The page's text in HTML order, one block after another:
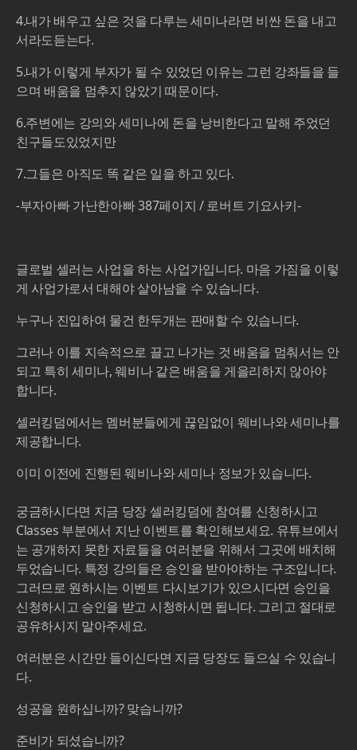
4.내가 배우고 싶은 것을 다루는 세미나라면 비싼 돈을 내고
서라도듣는다.
5.내가 이렇게 부자가 될 수 있었던 이유는 그런 강좌들을 들
으며 배움을 멈추지 않았기 때문이다.
6.주변에는 강의와 세미나에 돈을 낭비한다고 말해 주었던
친구들도있었지만
7.그들은 아직도 똑 같은 일을 하고 있다.
-부자아빠 가난한아빠 387페이지 / 로버트 기요사키-
글로벌 셀러는 사업을 하는 사업가입니다. 마음 가짐을 이렇
게 사업가로서 대해야 살아남을 수 있습니다.
누구나 진입하여 물건 한두개는 판매할 수 있습니다.
그러나 이를 지속적으로 끌고 나가는 것 배움을 멈춰서는 안
되고 특히 세미나, 웨비나 같은 배움을 게을리하지 않아야
합니다.
셀러킹덤에서는 멤버분들에게 끊임없이 웨비나와 세미나를
제공합니다.
이미 이전에 진행된 웨비나와 세미나 정보가 있습니다.
궁금하시다면 지금 당장 셀러킹덤에 참여를 신청하시고
Classes 부분에서 지난 이벤트를 확인해보세요. 유튜브에서
는 공개하지 못한 자료들을 여러분을 위해서 그곳에 배치해
두었습니다. 특정 강의들은 승인을 받아야하는 구조입니다.
그러므로 원하시는 이벤트 다시보기가 있으시다면 승인을
신청하시고 승인을 받고 시청하시면 됩니다. 그리고 절대로
공유하시지 말아주세요.
여러분은 시간만 들이신다면 지금 당장도 들으실 수 있습니
다.
성공을 원하십니까? 맞습니까?
준비가 되셨습니까?